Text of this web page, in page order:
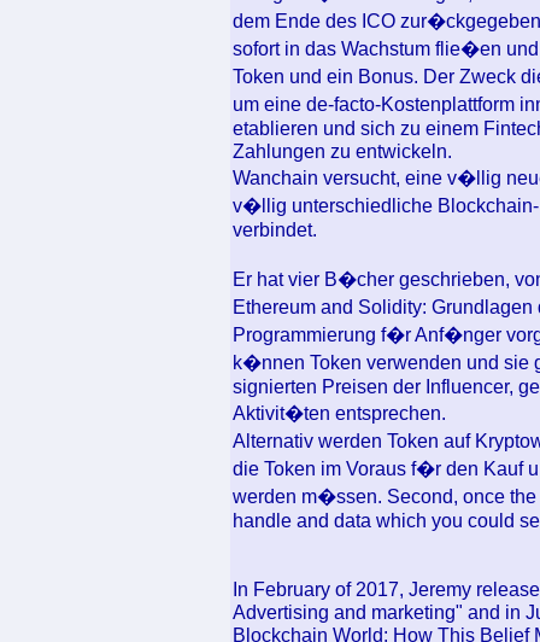
dem Ende des ICO
sofort in das Wachstum flie�en
Token und ein Bonus. Der Zweck
um eine de-facto-Kostenplattform
etablieren und sich zu einem
Zahlungen zu entwickeln.
Wanchain versucht, eine v�llig
v�llig unterschiedliche
verbindet.
Er hat vier B�cher geschrieben,
Ethereum and Solidity:
Programmierung f�r Anf�nger
k�nnen Token verwenden und sie
signierten Preisen der Influencer,
Aktivit�ten entsprechen.
Alternativ werden Token auf
die Token im Voraus f�r den Kauf
werden m�ssen. Second, once
handle and data which you could
In February of 2017, Jeremy
Advertising and marketing" and in
Blockchain World: How This Belief